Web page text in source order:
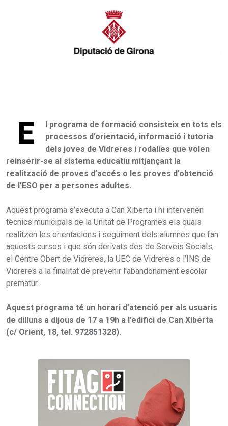
E
l programa de formació consisteix en tots els
processos d’orientació, informació i tutoria
dels joves de Vidreres i rodalies que volen
reinserir-se al sistema educatiu mitjançant la
realització de proves d’accés o les proves d’obtenció
de l’ESO per a persones adultes.
Aquest programa s’executa a Can Xiberta i hi intervenen
tècnics municipals de la Unitat de Programes els quals
realitzen les orientacions i seguiment dels alumnes que fan
aquests cursos i que són derivats des de Serveis Socials,
el Centre Obert de Vidreres, la UEC de Vidreres o l’INS de
Vidreres a la finalitat de prevenir l’abandonament escolar
prematur.
Aquest programa té un horari d’atenció per als usuaris
de dilluns a dijous de 17 a 19h a l’edifici de Can Xiberta
(c/ Orient, 18, tel. 972851328).